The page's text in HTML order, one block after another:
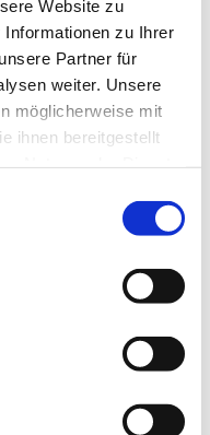
Website zu
zu Ihrer
Partner für
weiter. Unsere
möglicherweise mit
ihnen bereitgestellt
d) für digitale
und Partner
Premium
Wojtek PartGmbB
Premium